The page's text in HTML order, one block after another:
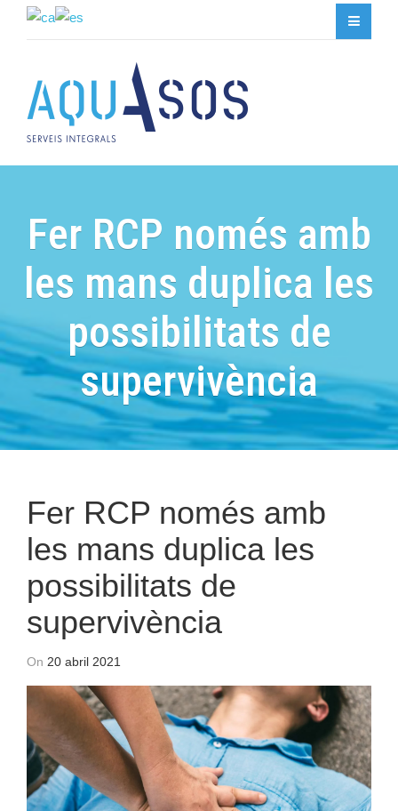
Fer RCP només amb
les mans duplica les
possibilitats de
supervivència
Fer RCP només amb
les mans duplica les
possibilitats de
supervivència
On 20 abril 2021